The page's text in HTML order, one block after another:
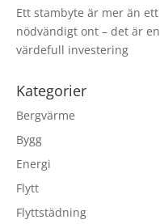
Ett stambyte är mer än ett
nödvändigt ont – det är en
värdefull investering
Kategorier
Bergvärme
Bygg
Energi
Flytt
Flyttstädning